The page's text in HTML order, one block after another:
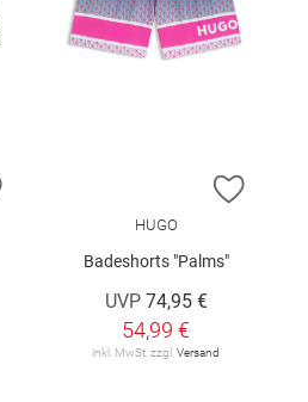
ZUR WUNSCHLISTE HINZUFÜGEN
ZUR
HUGO
Badeshorts "Palms"
UVP 74,95 €
54,99 €
inkl. MwSt. zzgl.Versand